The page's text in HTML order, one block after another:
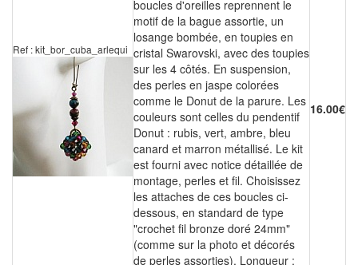
Ref : kit_bor_cuba_arlequi
boucles d'oreilles reprennent le
motif de la bague assortie, un
losange bombée, en toupies en
cristal Swarovski, avec des toupies
sur les 4 côtés. En suspension,
des perles en jaspe colorées
comme le Donut de la parure. Les
couleurs sont celles du pendentif
Donut : rubis, vert, ambre, bleu
canard et marron métallisé. Le kit
est fourni avec notice détaillée de
montage, perles et fil. Choisissez
les attaches de ces boucles ci-
dessous, en standard de type
"crochet fil bronze doré 24mm"
(comme sur la photo et décorés
de perles assorties). Longueur :
16.00€